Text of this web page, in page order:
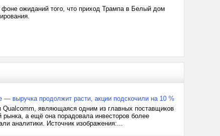
фоне ожиданий того, что приход Трампа в Белый дом
выручка продолжит расти, акции подскочили на 10 %
Qualcomm, являющаяся одним из главных поставщиков
а ещё она порадовала инвесторов более
аналитики. Источник изображения:...